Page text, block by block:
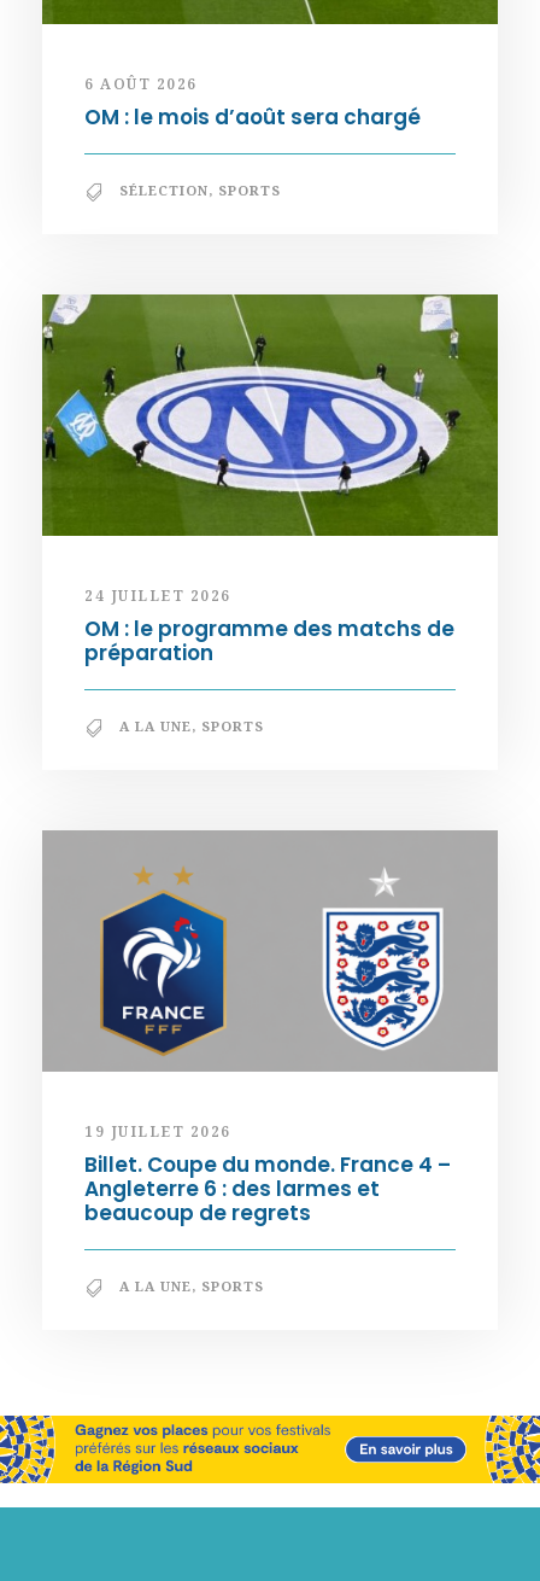
6 AOÛT 2026
OM : le mois d’août sera chargé
SÉLECTION, SPORTS
24 JUILLET 2026
OM : le programme des matchs de
préparation
A LA UNE, SPORTS
19 JUILLET 2026
Billet. Coupe du monde. France 4 –
Angleterre 6 : des larmes et
beaucoup de regrets
A LA UNE, SPORTS